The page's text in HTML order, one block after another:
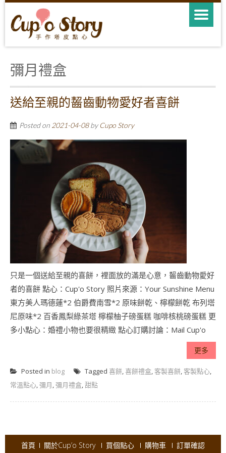
彌月禮盒
送給至親的齧齒動物愛好者喜餅
Posted on 2021-04-08by Cupo Story
只是一個送給至親的喜餅，裡面放的滿是心意，齧齒動物愛好
者的喜餅 點心：Cup'o Story 照片來源：Your Sunshine Menu
東方美人瑪德蓮*2 伯爵費南雪*2 原味餅乾、檸檬餅乾 布列塔
尼原味*2 百香鳳梨綠茶塔 檸檬柚子磅蛋糕 咖啡核桃磅蛋糕 更
多小點心：婚禮小物也要很精緻 點心訂購討論：Mail Cup'o
更多
Posted in blog Tagged 喜餅,喜餅禮盒, 客製喜餅, 客製點心,
常溫點心,彌月,彌月禮盒,甜點
首頁 關於Cup’o Story 買個點心 購物車 訂單確認